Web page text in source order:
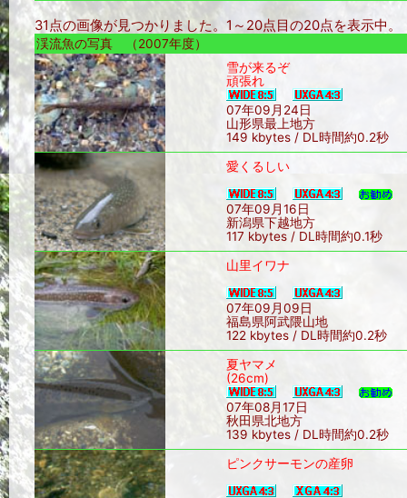
31点の画像が見つかりました。1～20点目の20点を表示
渓流魚の写真 （2007年度）
雪が来るぞ
頑張れ
07年09月24日
山形県最上地方
149 kbytes / DL時間約0.2秒
愛くるしい
07年09月16日
新潟県下越地方
117 kbytes / DL時間約0.1秒
山里イワナ
07年09月09日
福島県阿武隈山地
122 kbytes / DL時間約0.2秒
夏ヤマメ
(26cm)
07年08月17日
秋田県北地方
139 kbytes / DL時間約0.2秒
ピンクサーモンの産卵